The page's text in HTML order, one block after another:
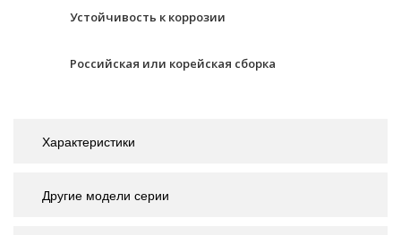
Устойчивость к коррозии
Российская или корейская сборка
Характеристики
Другие модели серии